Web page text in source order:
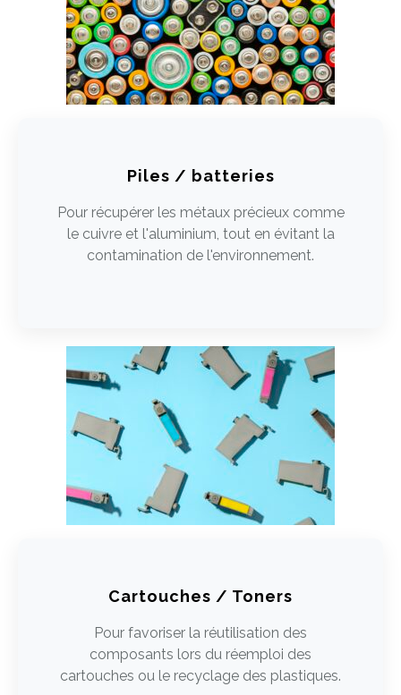
Piles / batteries
Pour récupérer les métaux précieux comme
le cuivre et l'aluminium, tout en évitant la
contamination de l'environnement.
Cartouches / Toners
Pour favoriser la réutilisation des
composants lors du réemploi des
cartouches ou le recyclage des plastiques.